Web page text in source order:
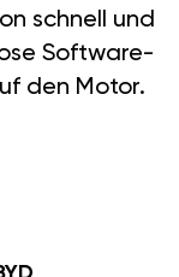
schnell und
Software-
den Motor.